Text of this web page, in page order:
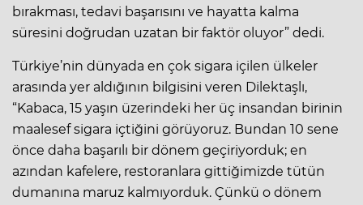
bırakması, tedavi başarısını ve hayatta kalma
süresini doğrudan uzatan bir faktör oluyor” dedi.
Türkiye’nin dünyada en çok sigara içilen ülkeler
arasında yer aldığının bilgisini veren Dilektaşlı,
“Kabaca, 15 yaşın üzerindeki her üç insandan birinin
maalesef sigara içtiğini görüyoruz. Bundan 10 sene
önce daha başarılı bir dönem geçiriyorduk; en
azından kafelere, restoranlara gittiğimizde tütün
dumanına maruz kalmıyorduk. Çünkü o dönem